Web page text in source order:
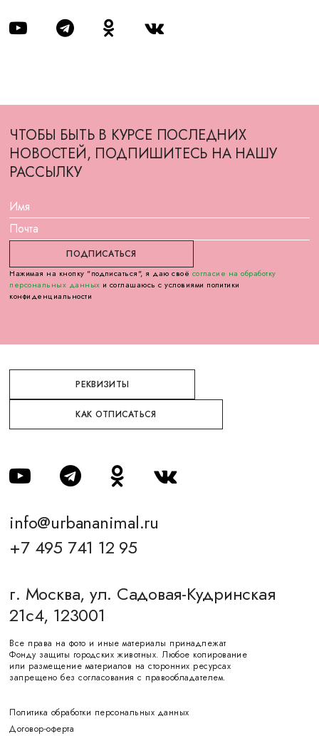
ЧТОБЫ БЫТЬ В КУРСЕ ПОСЛЕДНИХ
НОВОСТЕЙ, ПОДПИШИТЕСЬ НА НАШУ
РАССЫЛКУ
Нажимая на кнопку "подписаться", я даю своё согласие на обработку
персональных данных и соглашаюсь с условиями политики
конфиденциальности
РЕКВИЗИТЫ
КАК ОТПИСАТЬСЯ
info@urbananimal.ru
+7 495 741 12 95
г. Москва, ул. Садовая-Кудринская
21с4, 123001
Все права на фото и иные материалы принадлежат
Фонду защиты городских животных. Любое копирование
или размещение материалов на сторонних ресурсах
запрещено без согласования с правообладателем.
Политика обработки персональных данных
Договор-оферта